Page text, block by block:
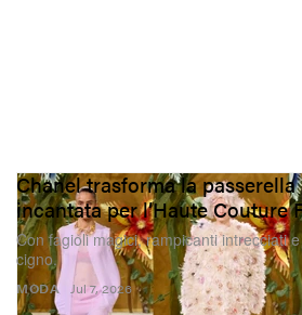
MODA
Chanel trasforma la
incantata per l’Haute Couture
Con fagioli magici, rampicanti intrecciati
cigno.
Jul 7, 2026